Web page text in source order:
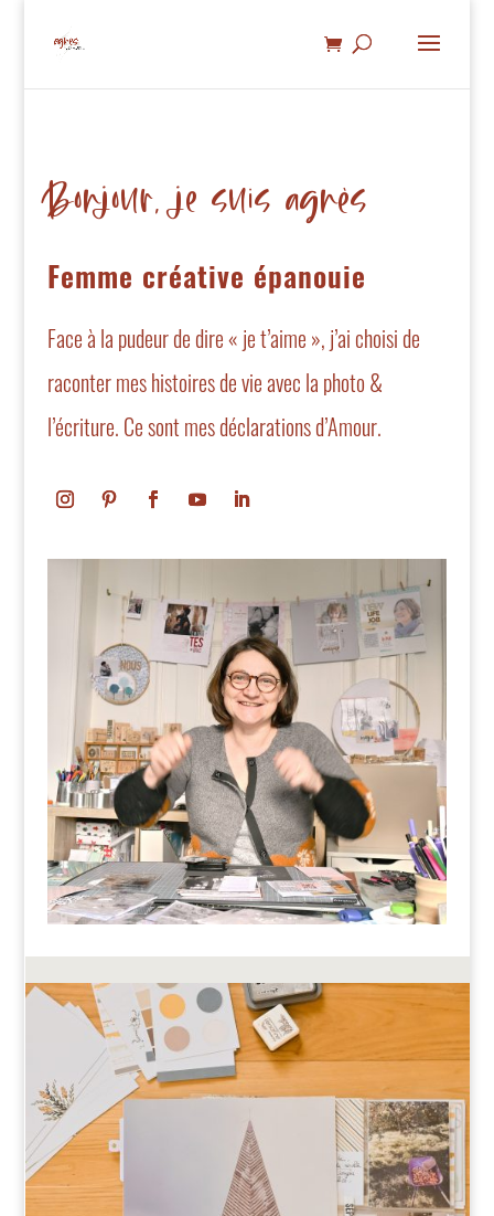
Bonjour, je suis agnès
Femme créative épanouie
Face à la pudeur de dire « je t’aime », j’ai choisi de
raconter mes histoires de vie avec la photo &
l’écriture. Ce sont mes déclarations d’Amour.